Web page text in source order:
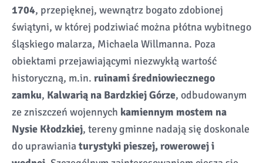
1704, przepięknej, wewnątrz bogato zdobionej
świątyni, w której podziwiać można płótna wybitnego
śląskiego malarza, Michaela Willmanna. Poza
obiektami przejawiającymi niezwykłą wartość
historyczną, m.in. ruinami średniowiecznego
zamku, Kalwarią na Bardzkiej Górze, odbudowanym
ze zniszczeń wojennych kamiennym mostem na
Nysie Kłodzkiej, tereny gminne nadają się doskonale
do uprawiania turystyki pieszej, rowerowej i